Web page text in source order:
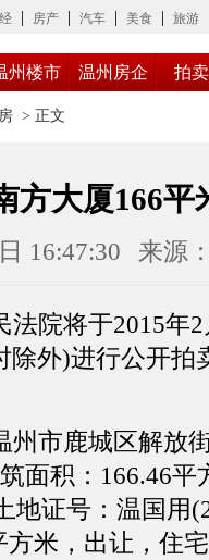
房产 汽车 美食 旅游
州楼市 温州房企 拍
> 正文
方大厦166平
16:47:30 来源
院将于2015年2
除外)进行公开拍
市鹿城区解放街
面积：166.46
地证号：温国用
方米，出让，住